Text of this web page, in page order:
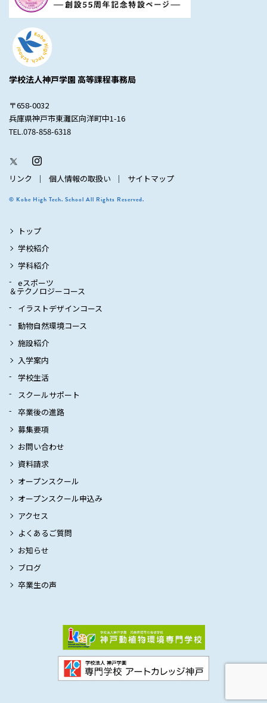
学校法人神戸学園 高等課程事務局
〒658-0032
兵庫県神戸市東灘区向洋町中1-16
TEL.078-858-6318
リンク 個人情報の取扱い サイトマップ
© Kobe High Tech. School All Rights Reserved.
トップ
学校紹介
学科紹介
eスポーツ
＆テクノロジーコース
イラストデザインコース
動物自然環境コース
施設紹介
入学案内
学校生活
スクールサポート
卒業後の進路
募集要項
お問い合わせ
資料請求
オープンスクール
オープンスクール申込み
アクセス
よくあるご質問
お知らせ
ブログ
卒業生の声